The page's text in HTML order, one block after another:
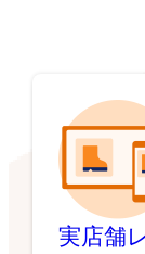
実店舗